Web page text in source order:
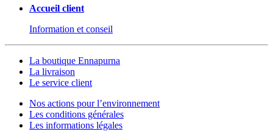
Accueil client
Information et conseil
La boutique Ennapurna
La livraison
Le service client
Nos actions pour l’environnement
Les conditions générales
Les informations légales